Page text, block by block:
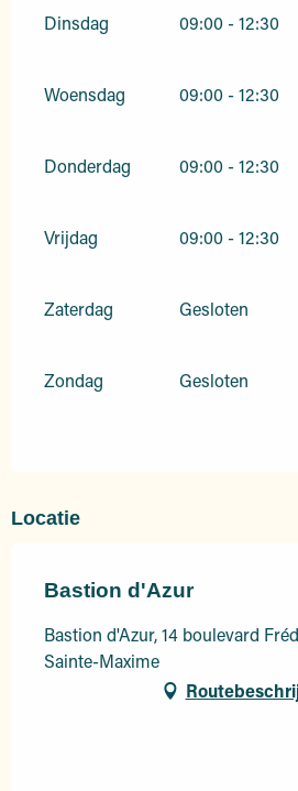
Dinsdag 09:00 - 12:30
Woensdag 09:00 - 12:30
Donderdag 09:00 - 12:30
Vrijdag 09:00 - 12:30
Zaterdag Gesloten
Zondag Gesloten
Locatie
Bastion d'Azur
Bastion d'Azur, 14 boulevard
Sainte-Maxime